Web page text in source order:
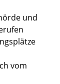
und
vom